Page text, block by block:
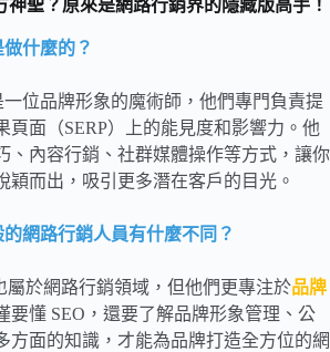
聖？原來是網路行銷界的隱藏版高手！
什麼的？
一位品牌形象的魔術師，他們專門負責提
頁面（SERP）上的能見度和影響力。他
、內容行銷、社群媒體操作等方式，讓你
穎而出，吸引更多潛在客戶的目光。
網路行銷人員有什麼不同？
屬於網路行銷領域，但他們更專注於品牌
要懂 SEO，還要了解品牌形象管理、公
方面的知識，才能為品牌打造全方位的網